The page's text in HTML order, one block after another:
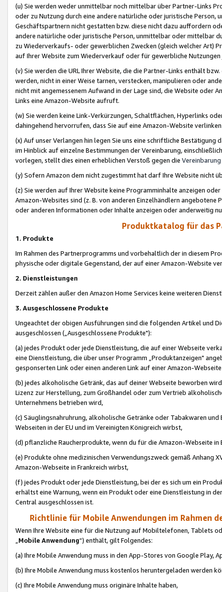
(u) Sie werden weder unmittelbar noch mittelbar über Partner-Links
oder zu Nutzung durch eine andere natürliche oder juristische
Geschäftspartnern nicht gestatten bzw. diese nicht dazu auffordern
andere natürliche oder juristische Person, unmittelbar oder mittelbar
zu Wiederverkaufs- oder gewerblichen Zwecken (gleich welcher Art)
auf Ihrer Website zum Wiederverkauf oder für gewerbliche
(v) Sie werden die URL Ihrer Website, die die Partner-Links enthält
werden, nicht in einer Weise tarnen, verstecken, manipulieren oder
nicht mit angemessenem Aufwand in der Lage sind, die Website oder
Links eine Amazon-Website aufruft.
(w) Sie werden keine Link-Verkürzungen, Schaltflächen, Hyperlinks
dahingehend hervorrufen, dass Sie auf eine Amazon-Website
(x) Auf unser Verlangen hin legen Sie uns eine schriftliche
im Hinblick auf einzelne Bestimmungen der Vereinbarung,
vorlegen, stellt dies einen erheblichen Verstoß gegen die Vereinbarung
(y) Sofern Amazon dem nicht zugestimmt hat darf Ihre Website nicht
(z) Sie werden auf Ihrer Website keine Programminhalte anzeigen
Amazon-Websites sind (z. B. von anderen Einzelhändlern
oder anderen Informationen oder Inhalte anzeigen oder anderweitig
Produktkatalog für das
1. Produkte
Im Rahmen des Partnerprogramms und vorbehaltlich der in diesem
physische oder digitale Gegenstand, der auf einer Amazon-Website
2. Dienstleistungen
Derzeit zählen außer den Amazon Home Services keine weiteren
3. Ausgeschlossene Produkte
Ungeachtet der obigen Ausführungen sind die folgenden Artikel und
ausgeschlossen („Ausgeschlossene Produkte"):
(a) jedes Produkt oder jede Dienstleistung, die auf einer Webseite
eine Dienstleistung, die über unser Programm „Produktanzeigen"
gesponserten Link oder einen anderen Link auf einer Amazon-
(b) jedes alkoholische Getränk, das auf deiner Webseite beworben
Lizenz zur Herstellung, zum Großhandel oder zum Vertrieb
Unternehmens betrieben wird,
(c) Säuglingsnahruhrung, alkoholische Getränke oder Tabakwaren
Webseiten in der EU und im Vereinigten Königreich wirbst,
(d) pflanzliche Raucherprodukte, wenn du für die Amazon-Webseite in
(e) Produkte ohne medizinischen Verwendungszweck gemäß Anhang
Amazon-Webseite in Frankreich wirbst,
(f) jedes Produkt oder jede Dienstleistung, bei der es sich um ein
erhältst eine Warnung, wenn ein Produkt oder eine Dienstleistung in
Central ausgeschlossen ist.
Richtlinie für Mobile Anwendungen im Rahmen
Wenn Ihre Website eine für die Nutzung auf Mobiltelefonen, Tablets
„Mobile Anwendung“) enthält, gilt Folgendes:
(a) Ihre Mobile Anwendung muss in den App-Stores von Google Play,
(b) Ihre Mobile Anwendung muss kostenlos heruntergeladen werden
(c) Ihre Mobile Anwendung muss originäre Inhalte haben,